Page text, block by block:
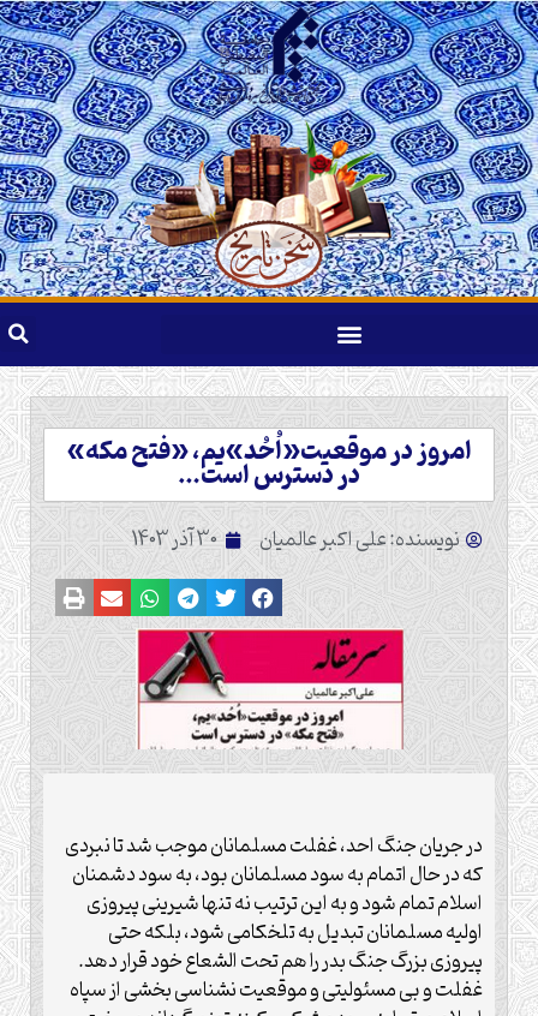
امروز در موقعیت«اُحُد»یم، «فتح مکه»
در دسترس است…
نویسنده: علی اکبر عالمیان 30 آذر 1403
در جریان جنگ احد، غفلت مسلمانان موجب شد تا نبردی
که در حال اتمام به سود مسلمانان بود، به سود دشمنان
اسلام تمام شود و به این ترتیب نه تنها شیرینی پیروزی
اولیه مسلمانان تبدیل به تلخکامی شود، بلکه حتی
پیروزی بزرگ جنگ بدر را هم تحت الشعاع خود قرار دهد.
غفلت و بی مسئولیتی و موقعیت نشناسی بخشی از سپاه